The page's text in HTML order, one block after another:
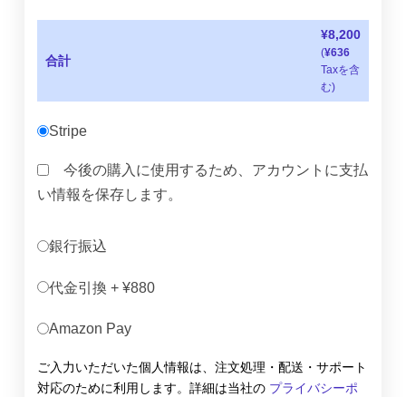
合計
¥8,200
(¥636
Taxを含
む)
Stripe
今後の購入に使用するため、アカウントに支払
い情報を保存します。
銀行振込
代金引換 + ¥880
Amazon Pay
ご入力いただいた個人情報は、注文処理・配送・サポート
対応のために利用します。詳細は当社の プライバシーポ